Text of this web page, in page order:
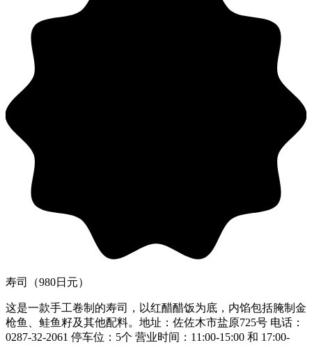
寿司（980日元）
这是一款手工卷制的寿司，以红醋醋饭为底，内馅包括腌制金
枪鱼、鲑鱼籽及其他配料。地址：佐佐木市盐原725号 电话：
0287-32-2061 停车位：5个 营业时间：11:00-15:00 和 17:00-